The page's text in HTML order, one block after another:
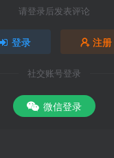
请登录后发表评论
登录 注册
社交账号登录
微信登录